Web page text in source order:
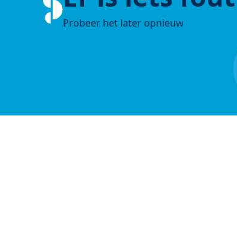
Probeer het later opnieuw